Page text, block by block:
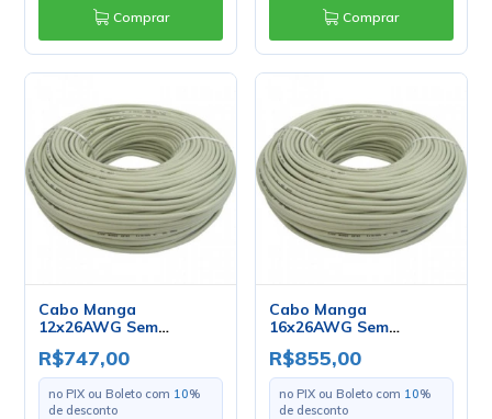
Comprar Comprar
Cabo Manga
12x26AWG Sem
- Rolo com 100 Metros
R$747,00
no PIX ou Boleto com 10%
de desconto
Cabo Manga
16x26AWG Sem
- Rolo com 100 Metros
R$855,00
no PIX ou Boleto com 10%
de desconto